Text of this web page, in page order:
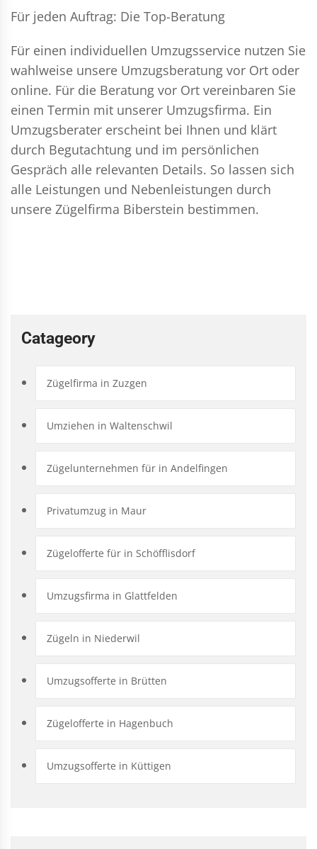
Für jeden Auftrag: Die Top-Beratung
Für einen individuellen Umzugsservice nutzen Sie
wahlweise unsere Umzugsberatung vor Ort oder
online. Für die Beratung vor Ort vereinbaren Sie
einen Termin mit unserer Umzugsfirma. Ein
Umzugsberater erscheint bei Ihnen und klärt
durch Begutachtung und im persönlichen
Gespräch alle relevanten Details. So lassen sich
alle Leistungen und Nebenleistungen durch
unsere Zügelfirma Biberstein bestimmen.
Catageory
Zügelfirma in Zuzgen
Umziehen in Waltenschwil
Zügelunternehmen für in Andelfingen
Privatumzug in Maur
Zügelofferte für in Schöfflisdorf
Umzugsfirma in Glattfelden
Zügeln in Niederwil
Umzugsofferte in Brütten
Zügelofferte in Hagenbuch
Umzugsofferte in Küttigen